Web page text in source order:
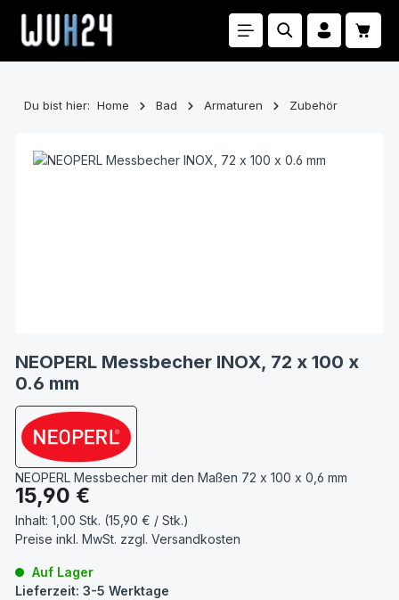
Zum Hauptinhalt springen
Du bist hier: Home Bad Armaturen Zubehör
NEOPERL Messbecher INOX, 72 x 100 x
0.6 mm
NEOPERL Messbecher mit den Maßen 72 x 100 x 0,6 mm
Regulärer Preis:
15,90 €
Inhalt: 1,00 Stk. (15,90 € / Stk.)
Preise inkl. MwSt. zzgl. Versandkosten
Auf Lager
Lieferzeit: 3-5 Werktage